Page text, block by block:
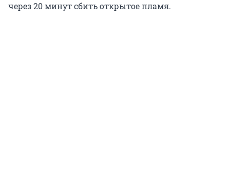
через 20 минут сбить открытое пламя.